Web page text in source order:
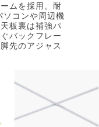
ムを採用。耐
コンや周辺機
板裏は補強パ
バックフレー
先のアジャス